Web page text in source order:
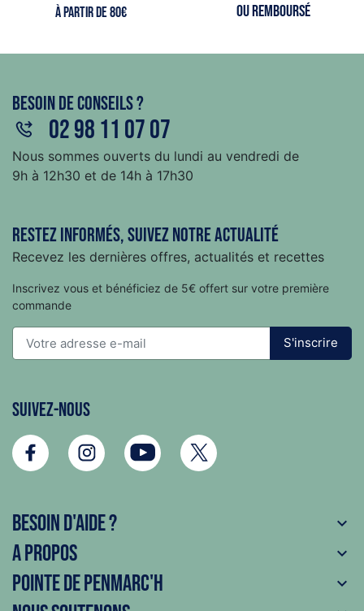
à partir de 80€ ou remboursé
Besoin de conseils ?
02 98 11 07 07
Nous sommes ouverts du lundi au vendredi de
9h à 12h30 et de 14h à 17h30
Restez informés, suivez notre actualité
Recevez les dernières offres, actualités et recettes
Inscrivez vous et bénéficiez de 5€ offert sur votre première
commande
S'inscrire
Suivez-nous
Besoin d'aide ? 
A propos 
Pointe de Penmarc'h 